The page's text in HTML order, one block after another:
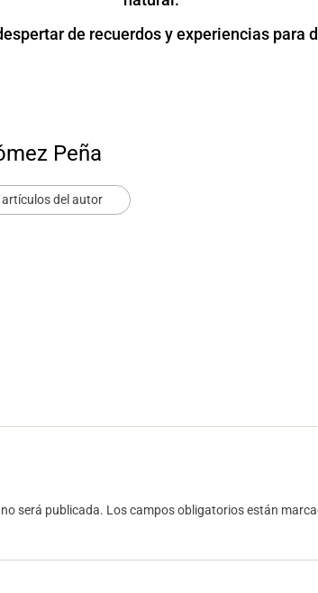
de recuerdos y experiencias para
Peña
del autor
será publicada. Los campos obligatorios están